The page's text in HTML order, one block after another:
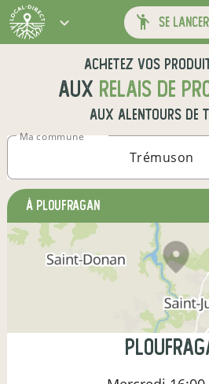
se
Achetez vos
aux relais de
aux alentours de
Ma commune
à Ploufragan